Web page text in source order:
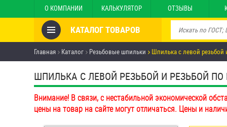
О КОМПАНИИ КАЛЬКУЛЯТОР ОТЗЫВЫ
КАТАЛОГ ТОВАРОВ
Товары со скидкой
Анкеры
Антивандальный крепёж,
инструмент
Болты и винты
Главная Каталог Резьбовые шпильки Шпилька с левой резьбой
ШПИЛЬКА С ЛЕВОЙ РЕЗЬБОЙ И РЕЗЬБОЙ ПО
Внимание! В связи, с нестабильной экономической
цены на товар на сайте могут отличаться. Цены и